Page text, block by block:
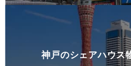
神戸のシェアハウス